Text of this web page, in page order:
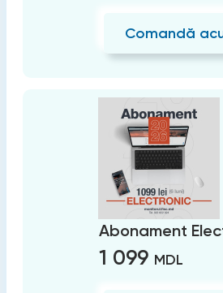
Comandă
Abonament
1 099 MDL